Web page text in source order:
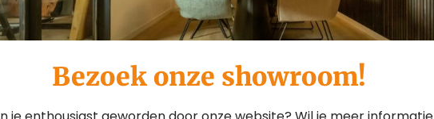
Bezoek onze showroom!
Slide Black, Ikata –
Ikata – Anemone, Beehive
Rose, Ikata –
Ikata – Anemone, Beehive
Counter stool Slide Black,